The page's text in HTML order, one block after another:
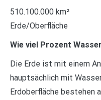
510.100.000 km²
Erde/Oberfläche
Wie viel Prozent
Die Erde ist mit einem
hauptsächlich mit
Erdoberfläche bestehen